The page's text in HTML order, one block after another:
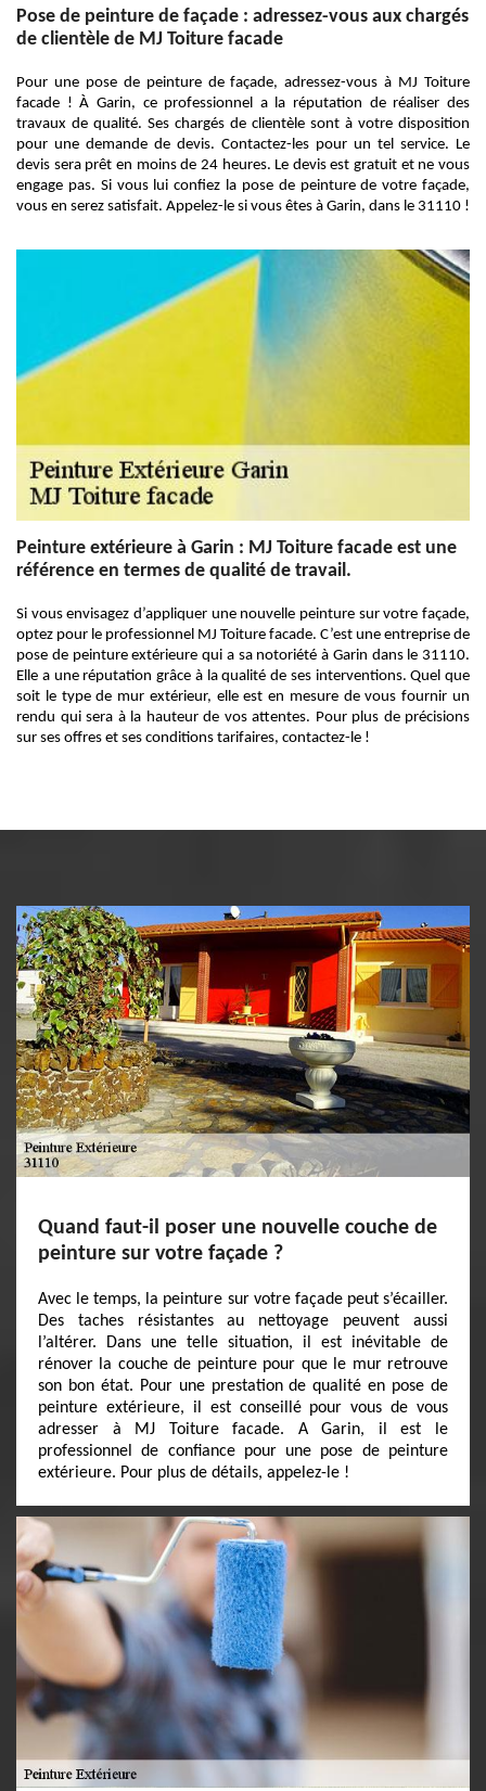
Pose de peinture de façade : adressez-vous aux chargés
de clientèle de MJ Toiture facade
Pour une pose de peinture de façade, adressez-vous à MJ Toiture
facade ! À Garin, ce professionnel a la réputation de réaliser des
travaux de qualité. Ses chargés de clientèle sont à votre disposition
pour une demande de devis. Contactez-les pour un tel service. Le
devis sera prêt en moins de 24 heures. Le devis est gratuit et ne vous
engage pas. Si vous lui confiez la pose de peinture de votre façade,
vous en serez satisfait. Appelez-le si vous êtes à Garin, dans le 31110 !
Peinture extérieure à Garin : MJ Toiture facade est une
référence en termes de qualité de travail.
Si vous envisagez d’appliquer une nouvelle peinture sur votre façade,
optez pour le professionnel MJ Toiture facade. C’est une entreprise de
pose de peinture extérieure qui a sa notoriété à Garin dans le 31110.
Elle a une réputation grâce à la qualité de ses interventions. Quel que
soit le type de mur extérieur, elle est en mesure de vous fournir un
rendu qui sera à la hauteur de vos attentes. Pour plus de précisions
sur ses offres et ses conditions tarifaires, contactez-le !
Quand faut-il poser une nouvelle couche de
peinture sur votre façade ?
Avec le temps, la peinture sur votre façade peut s’écailler.
Des taches résistantes au nettoyage peuvent aussi
l’altérer. Dans une telle situation, il est inévitable de
rénover la couche de peinture pour que le mur retrouve
son bon état. Pour une prestation de qualité en pose de
peinture extérieure, il est conseillé pour vous de vous
adresser à MJ Toiture facade. A Garin, il est le
professionnel de confiance pour une pose de peinture
extérieure. Pour plus de détails, appelez-le !